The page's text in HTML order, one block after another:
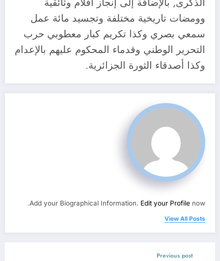
وومضات تاريخية مختلفة وتجسيد مائة عمل
سمعي بصري وكذا تكريم كبار معطوبي حرب
التحرير الوطني وقدماء المحكوم عليهم بالإعدام
وكذا أصدقاء الثورة الجزائرية.
Add your Biographical Information. Edit your Profile now.
View All Posts
Previous post